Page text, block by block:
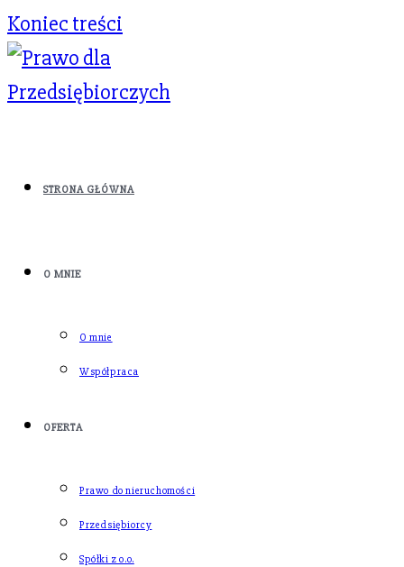
Koniec treści
STRONA GŁÓWNA
O MNIE
O mnie
Współpraca
OFERTA
Prawo do nieruchomości
Przedsiębiorcy
Spółki z o.o.